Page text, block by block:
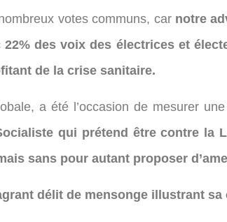
votes communs, car notre
22% des voix des électrices et
de la crise sanitaire.
a été l’occasion de mesurer
qui prétend être contre la
sans pour autant proposer
délit de mensonge illustrant